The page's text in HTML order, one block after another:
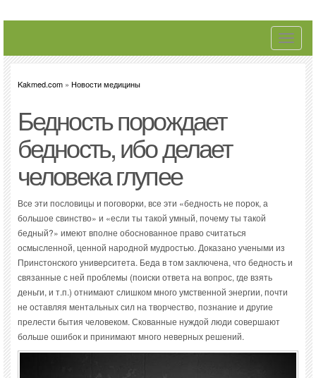
Toggle
Kakmed.com » Новости медицины
Бедность порождает
бедность, ибо делает
человека глупее
Все эти пословицы и поговорки, все эти «бедность не порок, а
большое свинство» и «если ты такой умный, почему ты такой
бедный?» имеют вполне обоснованное право считаться
осмысленной, ценной народной мудростью. Доказано учеными из
Принстонского университета. Беда в том заключена, что бедность и
связанные с ней проблемы (поиски ответа на вопрос, где взять
деньги, и т.п.) отнимают слишком много умственной энергии, почти
не оставляя ментальных сил на творчество, познание и другие
прелести бытия человеком. Скованные нуждой люди совершают
больше ошибок и принимают много неверных решений.